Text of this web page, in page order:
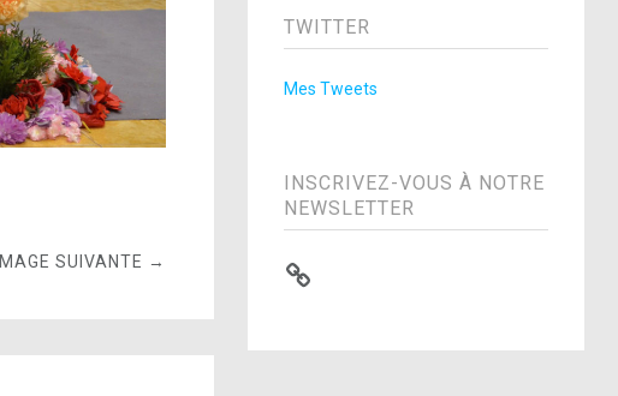
IMAGE SUIVANTE →
TWITTER
Mes Tweets
INSCRIVEZ-VOUS À NOTRE
NEWSLETTER